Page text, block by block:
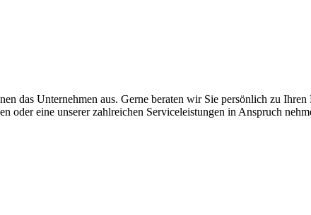
das Unternehmen aus. Gerne beraten wir Sie persönlich zu Ihren
eine unserer zahlreichen Serviceleistungen in Anspruch